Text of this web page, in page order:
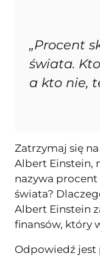
„Procent
świata.
a kto nie,
Zatrzymaj się
Albert Einstein,
nazywa procent
świata?
Albert Einstein
finansów, który
Odpowiedź jest